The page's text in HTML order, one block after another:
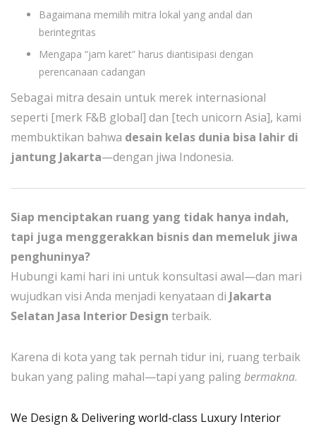
Bagaimana memilih mitra lokal yang andal dan
berintegritas
Mengapa “jam karet” harus diantisipasi dengan
perencanaan cadangan
Sebagai mitra desain untuk merek internasional
seperti [merk F&B global] dan [tech unicorn Asia], kami
membuktikan bahwa desain kelas dunia bisa lahir di
jantung Jakarta—dengan jiwa Indonesia.
Siap menciptakan ruang yang tidak hanya indah,
tapi juga menggerakkan bisnis dan memeluk jiwa
penghuninya?
Hubungi kami hari ini untuk konsultasi awal—dan mari
wujudkan visi Anda menjadi kenyataan di Jakarta
Selatan Jasa Interior Design terbaik.
Karena di kota yang tak pernah tidur ini, ruang terbaik
bukan yang paling mahal—tapi yang paling bermakna.
We Design & Delivering world-class Luxury Interior